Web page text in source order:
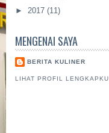
► 2017 (11)
MENGENAI SAYA
BERITA KULINER
LIHAT PROFIL LENGKAPKU